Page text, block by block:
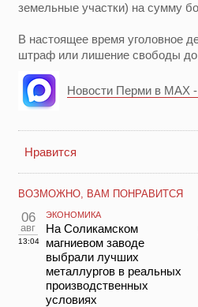
земельные участки) на сумму
В настоящее время уголовное
штраф или лишение свободы
Новости Перми в MAX
Нравится
ВОЗМОЖНО, ВАМ ПОНРАВИТСЯ
06
авг
13:04
ЭКОНОМИКА
На Соликамском
магниевом заводе
выбрали лучших
металлургов в реальных
производственных
условиях